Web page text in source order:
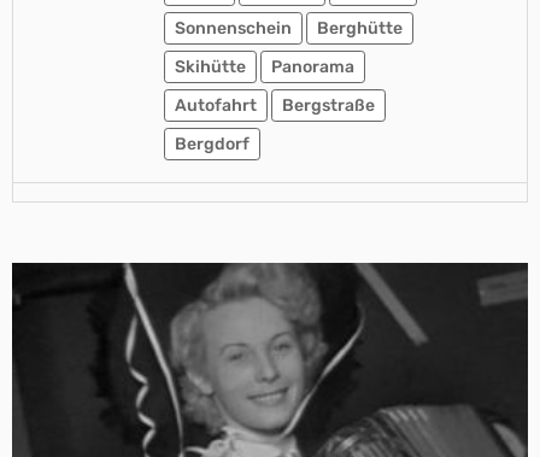
Sonnenschein
Berghütte
Skihütte
Panorama
Autofahrt
Bergstraße
Bergdorf